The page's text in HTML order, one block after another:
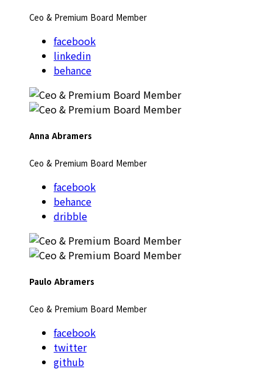
Ceo & Premium Board Member
facebook
linkedin
behance
Anna Abramers
Ceo & Premium Board Member
facebook
behance
dribble
Paulo Abramers
Ceo & Premium Board Member
facebook
twitter
github